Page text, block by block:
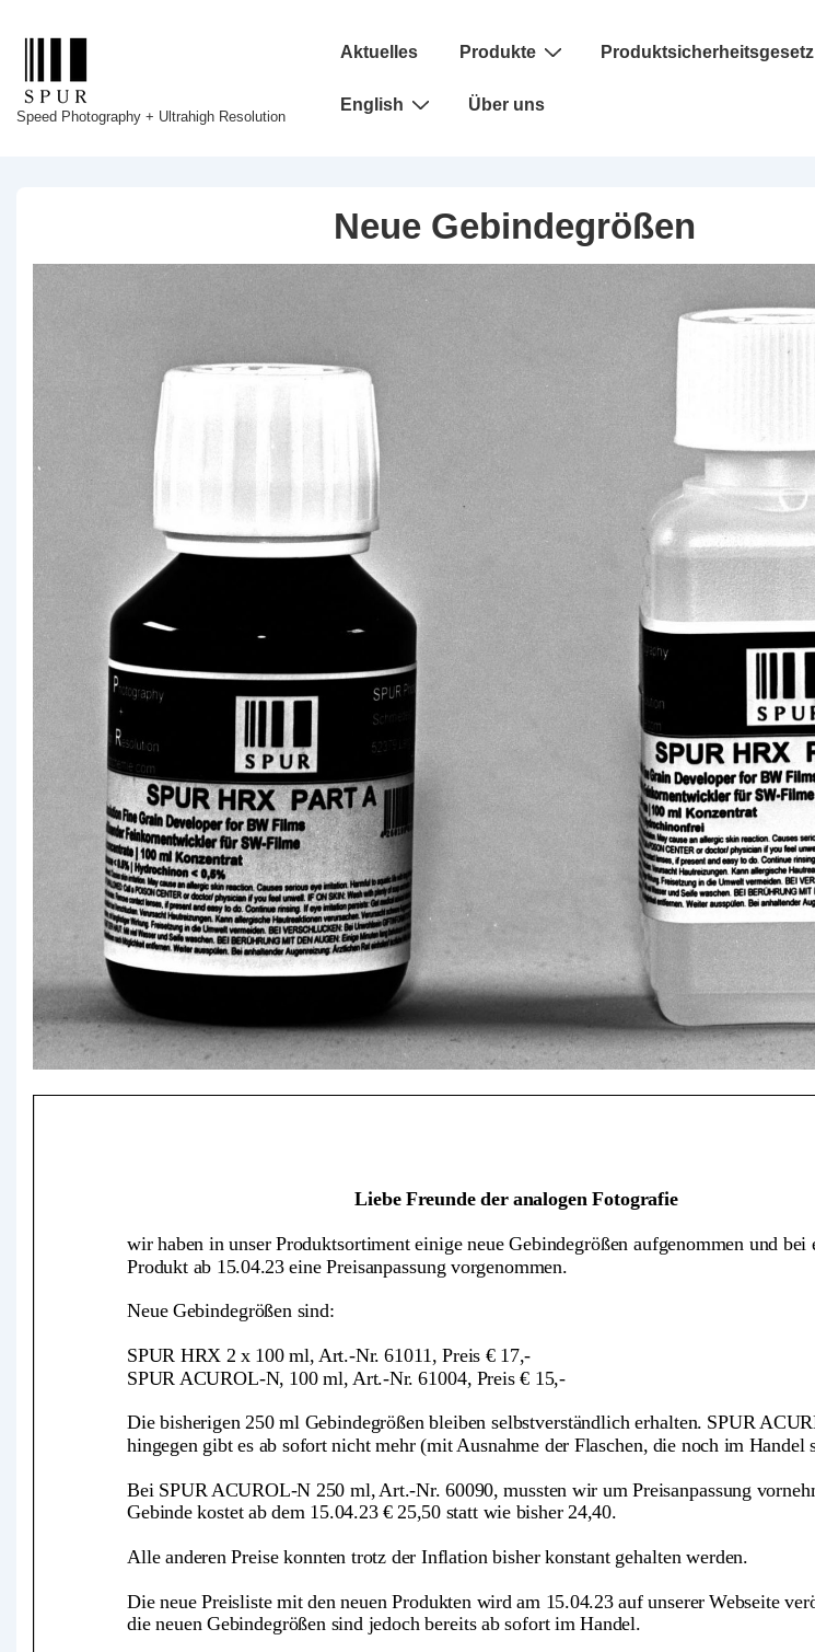
Zum
Speed Photography + Ultrahigh Resolution
Hauptnavigation
Aktuelles Produkte Produktsicherheitsgesetz
English Über uns
Neue Gebindegrößen